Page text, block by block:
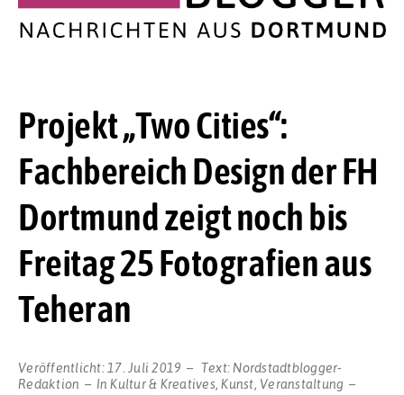
Projekt „Two Cities“:
Fachbereich Design der FH
Dortmund zeigt noch bis
Freitag 25 Fotografien aus
Teheran
Veröffentlicht: 17. Juli 2019 Text: Nordstadtblogger-
Redaktion
InKultur & Kreatives,Kunst, Veranstaltung